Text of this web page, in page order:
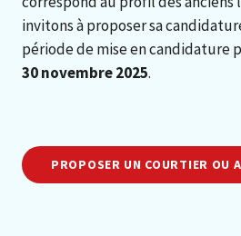
invitons à proposer sa
période de mise en candidature
30 novembre 2025.
PROPOSER UN COURTIER OU